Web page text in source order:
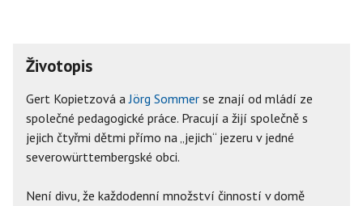
Životopis
Gert Kopietzová aJörg Sommer se znají od mládí ze
společné pedagogické práce. Pracují a žijí společně s
jejich čtyřmi dětmi přímo na „jejich“ jezeru v jedné
severowürttembergské obci.
Není divu, že každodenní množství činností v domě